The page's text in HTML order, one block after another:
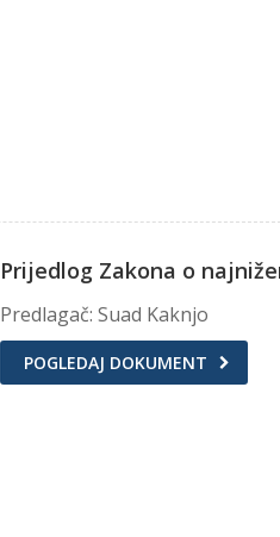
Prijedlog Zakona o
Predlagač: Suad Kaknjo
POGLEDAJ DOKUMENT